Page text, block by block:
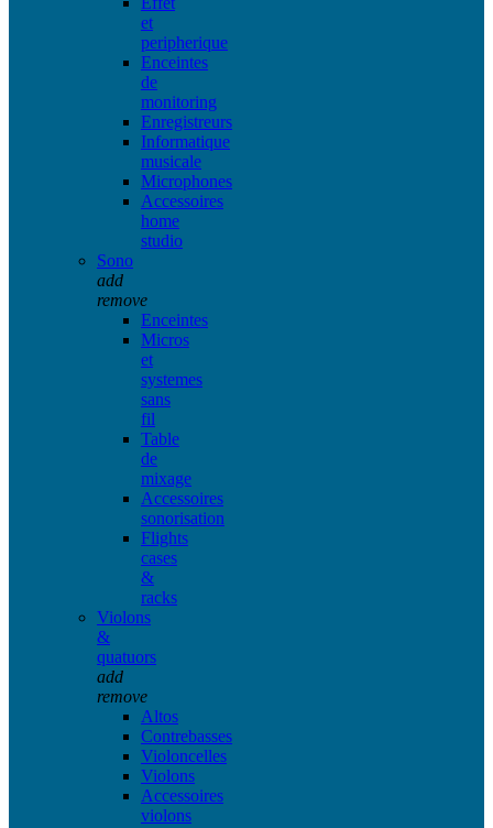
et
peripherique
Enceintes
de
monitoring
Enregistreurs
Informatique
musicale
Microphones
Accessoires
home
studio
Sono
add
remove
Enceintes
Micros
et
systemes
sans
fil
Table
de
mixage
Accessoires
sonorisation
Flights
cases
&
racks
Violons
&
quatuors
add
remove
Altos
Contrebasses
Violoncelles
Violons
Accessoires
violons